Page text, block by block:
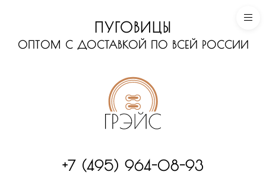
ПУГОВИЦЫ
ОПТОМ С ДОСТАВКОЙ ПО ВСЕЙ РОССИИ
+7 (495) 964-08-93